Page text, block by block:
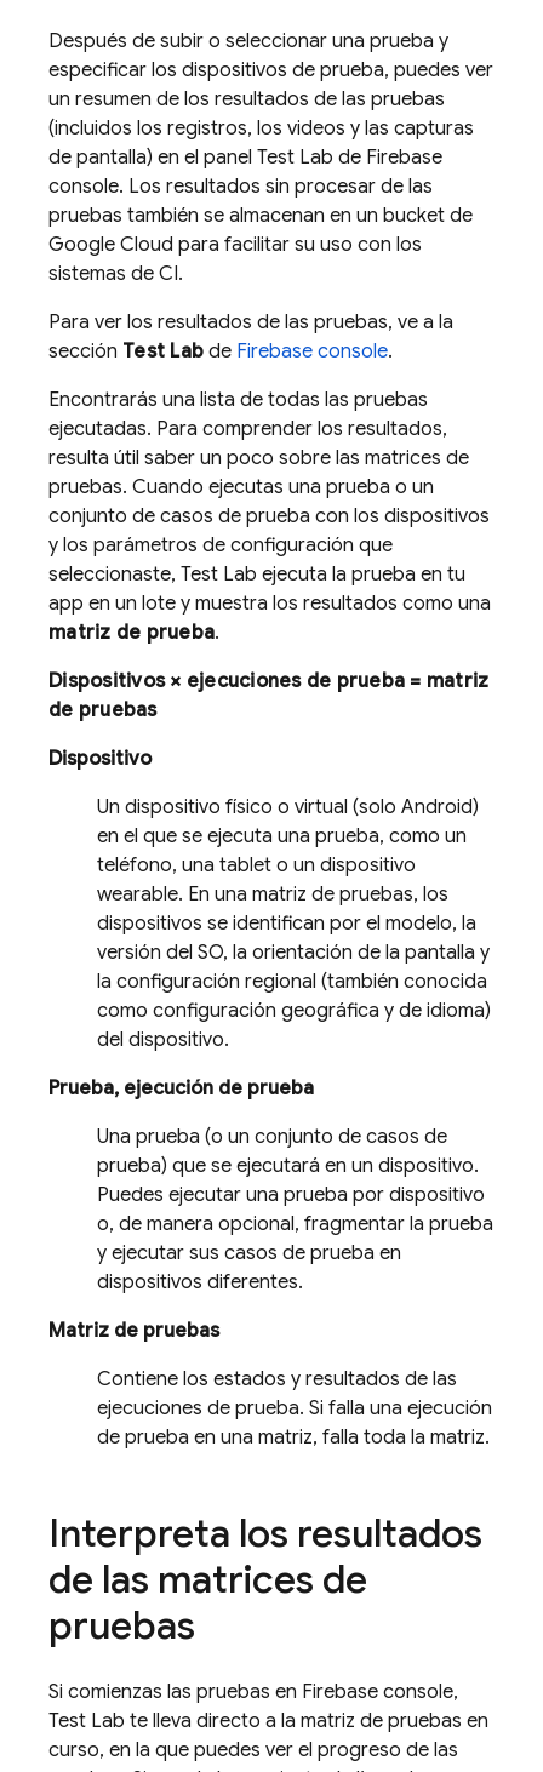
Después de subir o seleccionar una prueba y
especificar los dispositivos de prueba, puedes ver
un resumen de los resultados de las pruebas
(incluidos los registros, los videos y las capturas
de pantalla) en el panel Test Lab de Firebase
console. Los resultados sin procesar de las
pruebas también se almacenan en un bucket de
Google Cloud para facilitar su uso con los
sistemas de CI.
Para ver los resultados de las pruebas, ve a la
sección Test Lab de Firebase console.
Encontrarás una lista de todas las pruebas
ejecutadas. Para comprender los resultados,
resulta útil saber un poco sobre las matrices de
pruebas. Cuando ejecutas una prueba o un
conjunto de casos de prueba con los dispositivos
y los parámetros de configuración que
seleccionaste, Test Lab ejecuta la prueba en tu
app en un lote y muestra los resultados como una
matriz de prueba.
Dispositivos × ejecuciones de prueba = matriz
de pruebas
Dispositivo
Un dispositivo físico o virtual (solo Android)
en el que se ejecuta una prueba, como un
teléfono, una tablet o un dispositivo
wearable. En una matriz de pruebas, los
dispositivos se identifican por el modelo, la
versión del SO, la orientación de la pantalla y
la configuración regional (también conocida
como configuración geográfica y de idioma)
del dispositivo.
Prueba, ejecución de prueba
Una prueba (o un conjunto de casos de
prueba) que se ejecutará en un dispositivo.
Puedes ejecutar una prueba por dispositivo
o, de manera opcional, fragmentar la prueba
y ejecutar sus casos de prueba en
dispositivos diferentes.
Matriz de pruebas
Contiene los estados y resultados de las
ejecuciones de prueba. Si falla una ejecución
de prueba en una matriz, falla toda la matriz.
Interpreta los resultados
de las matrices de
pruebas
Si comienzas las pruebas en Firebase console,
Test Lab te lleva directo a la matriz de pruebas en
curso, en la que puedes ver el progreso de las